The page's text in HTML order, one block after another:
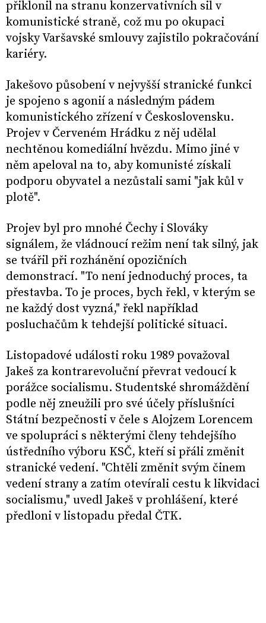
přiklonil na stranu konzervativních sil v
komunistické straně, což mu po okupaci
vojsky Varšavské smlouvy zajistilo pokračování
kariéry.
Jakešovo působení v nejvyšší stranické funkci
je spojeno s agonií a následným pádem
komunistického zřízení v Československu.
Projev v Červeném Hrádku z něj udělal
nechtěnou komediální hvězdu. Mimo jiné v
něm apeloval na to, aby komunisté získali
podporu obyvatel a nezůstali sami "jak kůl v
plotě".
Projev byl pro mnohé Čechy i Slováky
signálem, že vládnoucí režim není tak silný, jak
se tvářil při rozhánění opozičních
demonstrací. "To není jednoduchý proces, ta
přestavba. To je proces, bych řekl, v kterým se
ne každý dost vyzná," řekl například
posluchačům k tehdejší politické situaci.
Listopadové události roku 1989 považoval
Jakeš za kontrarevoluční převrat vedoucí k
porážce socialismu. Studentské shromáždění
podle něj zneužili pro své účely příslušníci
Státní bezpečnosti v čele s Alojzem Lorencem
ve spolupráci s některými členy tehdejšího
ústředního výboru KSČ, kteří si přáli změnit
stranické vedení. "Chtěli změnit svým činem
vedení strany a zatím otevírali cestu k likvidaci
socialismu," uvedl Jakeš v prohlášení, které
předloni v listopadu předal ČTK.